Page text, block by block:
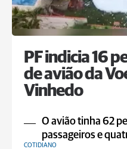
PF indicia 16
de avião da
Vinhedo
O avião tinha 62
passageiros e
COTIDIANO